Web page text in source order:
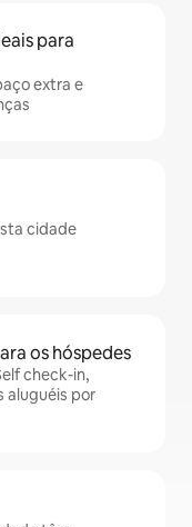
para
extra e
cidade
os hóspedes
check-in,
aluguéis por